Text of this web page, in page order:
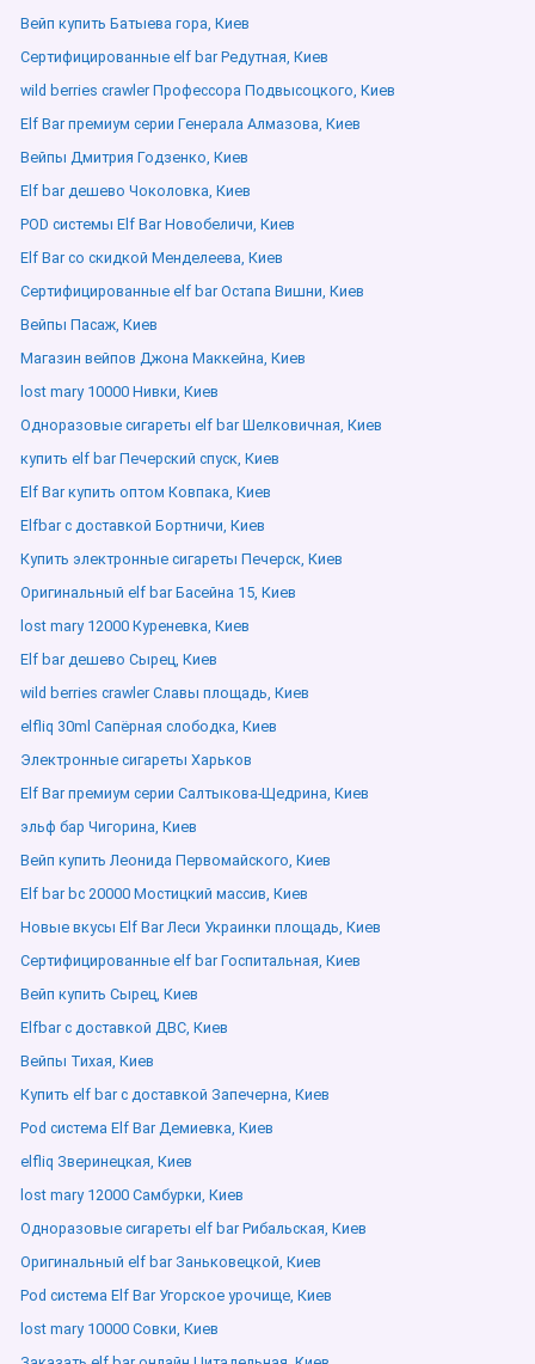
Вейп купить Батыева гора, Киев
Сертифицированные elf bar Редутная, Киев
wild berries crawler Профессора Подвысоцкого, Киев
Elf Bar премиум серии Генерала Алмазова, Киев
Вейпы Дмитрия Годзенко, Киев
Elf bar дешево Чоколовка, Киев
POD системы Elf Bar Новобеличи, Киев
Elf Bar со скидкой Менделеева, Киев
Сертифицированные elf bar Остапа Вишни, Киев
Вейпы Пасаж, Киев
Магазин вейпов Джона Маккейна, Киев
lost mary 10000 Нивки, Киев
Одноразовые сигареты elf bar Шелковичная, Киев
купить elf bar Печерский спуск, Киев
Elf Bar купить оптом Ковпака, Киев
Elfbar с доставкой Бортничи, Киев
Купить электронные сигареты Печерск, Киев
Оригинальный elf bar Басейна 15, Киев
lost mary 12000 Куреневка, Киев
Elf bar дешево Сырец, Киев
wild berries crawler Славы площадь, Киев
elfliq 30ml Сапёрная слободка, Киев
Электронные сигареты Харьков
Elf Bar премиум серии Салтыкова-Щедрина, Киев
эльф бар Чигорина, Киев
Вейп купить Леонида Первомайского, Киев
Elf bar bc 20000 Мостицкий массив, Киев
Новые вкусы Elf Bar Леси Украинки площадь, Киев
Сертифицированные elf bar Госпитальная, Киев
Вейп купить Сырец, Киев
Elfbar с доставкой ДВС, Киев
Вейпы Тихая, Киев
Купить elf bar с доставкой Запечерна, Киев
Pod система Elf Bar Демиевка, Киев
elfliq Зверинецкая, Киев
lost mary 12000 Самбурки, Киев
Одноразовые сигареты elf bar Рибальская, Киев
Оригинальный elf bar Заньковецкой, Киев
Pod система Elf Bar Угорское урочище, Киев
lost mary 10000 Совки, Киев